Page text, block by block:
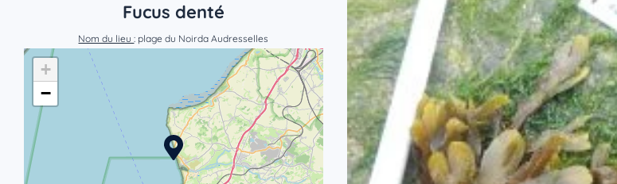
Fucus denté
Nom du lieu: plage du Noirda Audresselles
+
−